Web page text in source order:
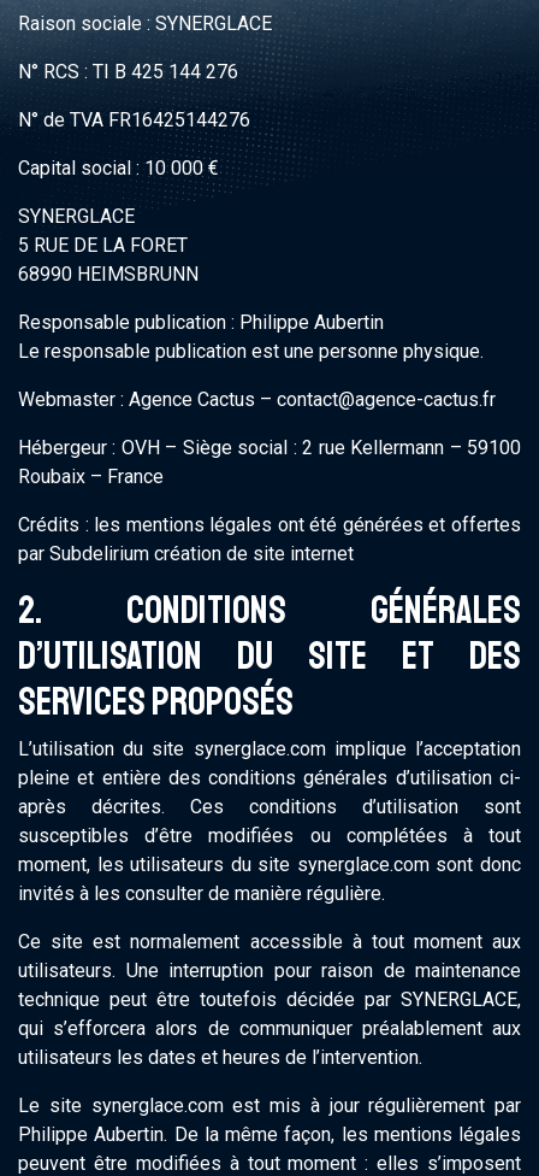
Raison sociale : SYNERGLACE
N° RCS : TI B 425 144 276
N° de TVA FR16425144276
Capital social : 10 000 €
SYNERGLACE
5 RUE DE LA FORET
68990 HEIMSBRUNN
Responsable publication : Philippe Aubertin
Le responsable publication est une personne physique.
Webmaster : Agence Cactus – contact@agence-cactus.fr
Hébergeur : OVH – Siège social : 2 rue Kellermann – 59100
Roubaix – France
Crédits : les mentions légales ont été générées et offertes
par Subdelirium création de site internet
2. CONDITIONS GÉNÉRALES
D’UTILISATION DU SITE ET DES
SERVICES PROPOSÉS
L’utilisation du site synerglace.com implique l’acceptation
pleine et entière des conditions générales d’utilisation ci-
après décrites. Ces conditions d’utilisation sont
susceptibles d’être modifiées ou complétées à tout
moment, les utilisateurs du site synerglace.com sont donc
invités à les consulter de manière régulière.
Ce site est normalement accessible à tout moment aux
utilisateurs. Une interruption pour raison de maintenance
technique peut être toutefois décidée par SYNERGLACE,
qui s’efforcera alors de communiquer préalablement aux
utilisateurs les dates et heures de l’intervention.
Le site synerglace.com est mis à jour régulièrement par
Philippe Aubertin. De la même façon, les mentions légales
peuvent être modifiées à tout moment : elles s’imposent